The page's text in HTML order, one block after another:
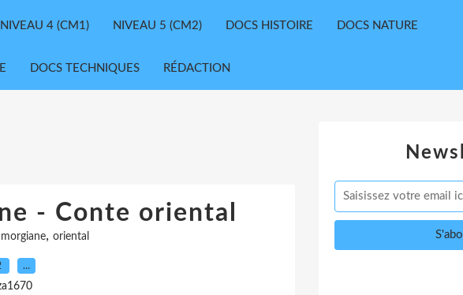
NIVEAU 4 (CM1) NIVEAU 5 (CM2) DOCS HISTOIRE DOCS NATURE
DOCS TECHNIQUES RÉDACTION
- Conte oriental
morgiane, oriental
…